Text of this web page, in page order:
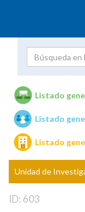
Unidades
Listado
Listado
Listado
Unidad de
ID: 603